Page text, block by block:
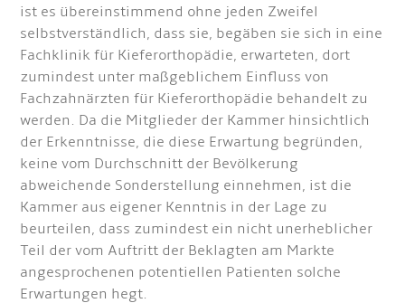
ist es übereinstimmend ohne jeden Zweifel
selbstverständlich, dass sie, begäben sie sich in eine
Fachklinik für Kieferorthopädie, erwarteten, dort
zumindest unter maßgeblichem Einfluss von
Fachzahnärzten für Kieferorthopädie behandelt zu
werden. Da die Mitglieder der Kammer hinsichtlich
der Erkenntnisse, die diese Erwartung begründen,
keine vom Durchschnitt der Bevölkerung
abweichende Sonderstellung einnehmen, ist die
Kammer aus eigener Kenntnis in der Lage zu
beurteilen, dass zumindest ein nicht unerheblicher
Teil der vom Auftritt der Beklagten am Markte
angesprochenen potentiellen Patienten solche
Erwartungen hegt.